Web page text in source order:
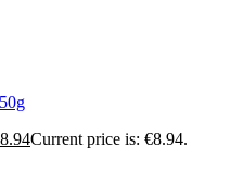
8.94Current price is: €8.94.